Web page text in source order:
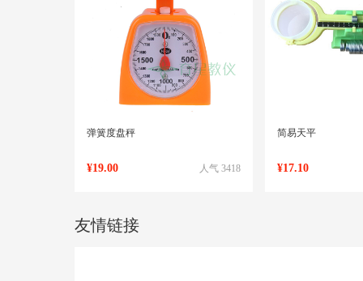
弹簧度盘秤
人气 3418
¥19.00
简易天平
¥17.10
友情链接